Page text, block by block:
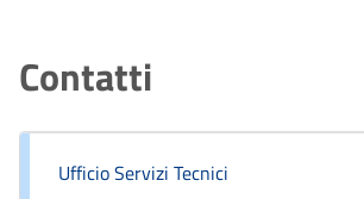
Contatti
Ufficio Servizi Tecnici